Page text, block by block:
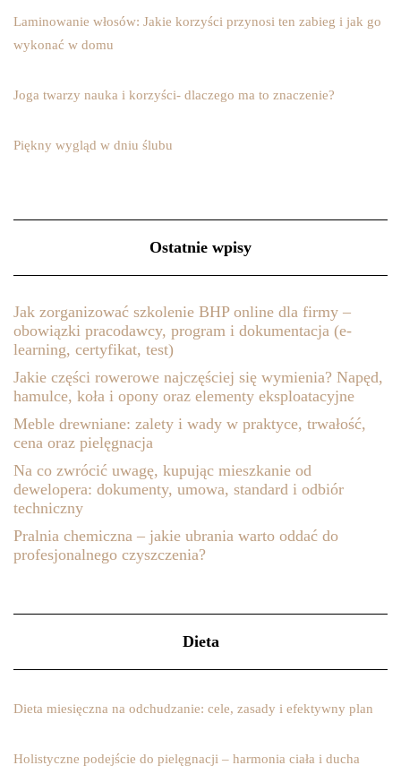
Laminowanie włosów: Jakie korzyści przynosi ten zabieg i jak go
wykonać w domu
Joga twarzy nauka i korzyści- dlaczego ma to znaczenie?
Piękny wygląd w dniu ślubu
Ostatnie wpisy
Jak zorganizować szkolenie BHP online dla firmy –
obowiązki pracodawcy, program i dokumentacja (e-
learning, certyfikat, test)
Jakie części rowerowe najczęściej się wymienia? Napęd,
hamulce, koła i opony oraz elementy eksploatacyjne
Meble drewniane: zalety i wady w praktyce, trwałość,
cena oraz pielęgnacja
Na co zwrócić uwagę, kupując mieszkanie od
dewelopera: dokumenty, umowa, standard i odbiór
techniczny
Pralnia chemiczna – jakie ubrania warto oddać do
profesjonalnego czyszczenia?
Dieta
Dieta miesięczna na odchudzanie: cele, zasady i efektywny plan
Holistyczne podejście do pielęgnacji – harmonia ciała i ducha